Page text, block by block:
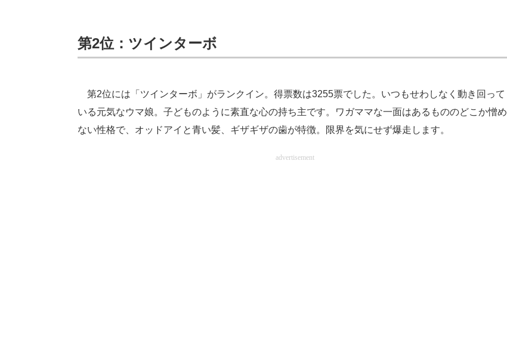
第2位：ツインターボ
第2位には「ツインターボ」がランクイン。得票数は3255票でした。いつもせわしなく動き回って
いる元気なウマ娘。子どものように素直な心の持ち主です。ワガママな一面はあるもののどこか憎め
ない性格で、オッドアイと青い髪、ギザギザの歯が特徴。限界を気にせず爆走します。
advertisement